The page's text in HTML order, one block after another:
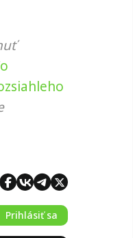
Prihlásiť sa